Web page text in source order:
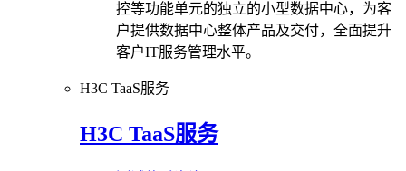
控等功能单元的独立的小型数据中心，为客
户提供数据中心整体产品及交付，全面提升
客户IT服务管理水平。
H3C TaaS服务
H3C TaaS服务